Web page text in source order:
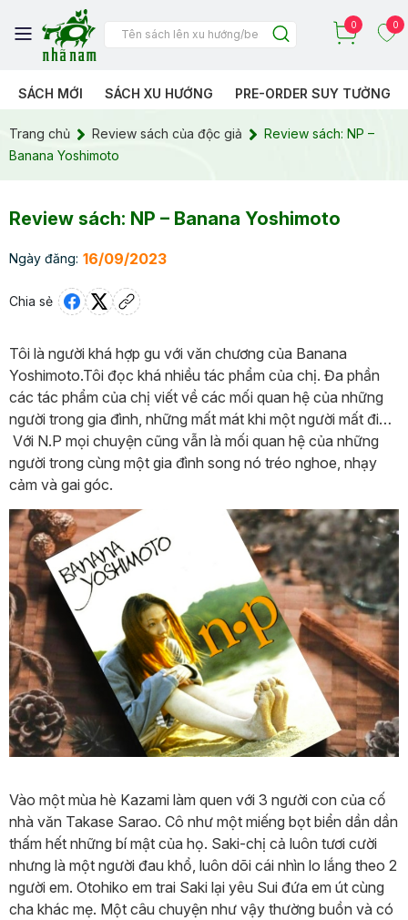
0 0
SÁCH MỚI SÁCH XU HƯỚNG PRE-ORDER SUY TƯỞNG
Trang chủ Review sách của độc giả
Review sách: NP –
Banana Yoshimoto
Review sách: NP – Banana Yoshimoto
Ngày đăng: 16/09/2023
Chia sẻ
Tôi là người khá hợp gu với văn chương của Banana
Yoshimoto.Tôi đọc khá nhiều tác phẩm của chị. Đa phần
các tác phẩm của chị viết về các mối quan hệ của những
người trong gia đình, những mất mát khi một người mất đi…
Với N.P mọi chuyện cũng vẫn là mối quan hệ của những
người trong cùng một gia đình song nó tréo nghoe, nhạy
cảm và gai góc.
Vào một mùa hè Kazami làm quen với 3 người con của cố
nhà văn Takase Sarao. Cô như một miếng bọt biển dần dần
thấm hết những bí mật của họ. Saki-chị cả luôn tươi cười
nhưng là một người đau khổ, luôn dõi cái nhìn lo lắng theo 2
người em. Otohiko em trai Saki lại yêu Sui đứa em út cùng
cha khác mẹ. Một câu chuyện như vậy thường buồn và có